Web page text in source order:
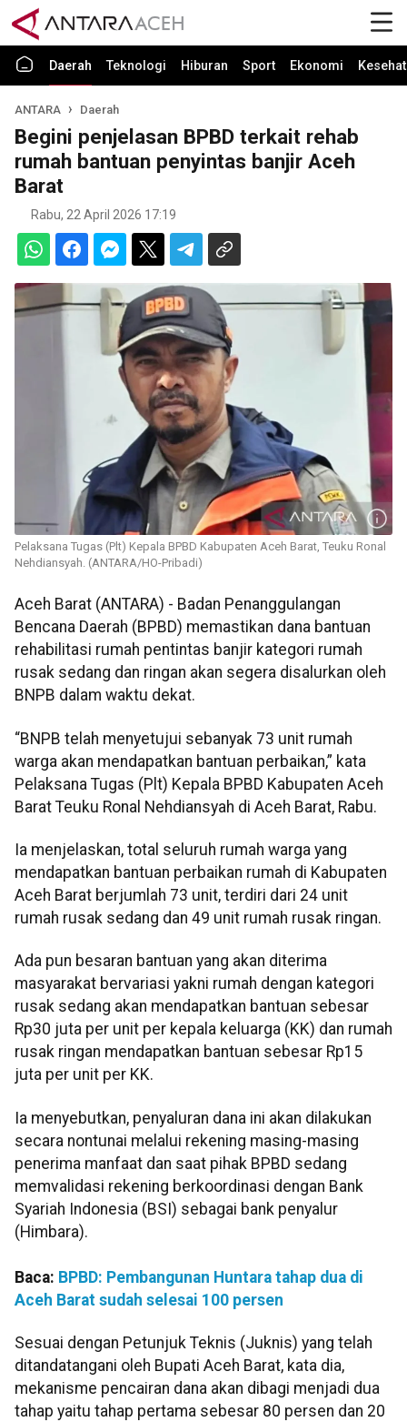
Daerah Teknologi Hiburan Sport Ekonomi
ANTARA Daerah
Begini penjelasan BPBD terkait rehab
rumah bantuan penyintas banjir Aceh
Barat
Rabu, 22 April 2026 17:19
Pelaksana Tugas (Plt) Kepala BPBD Kabupaten Aceh Barat, Teuku Ronal
Nehdiansyah. (ANTARA/HO-Pribadi)
Aceh Barat (ANTARA) - Badan Penanggulangan
Bencana Daerah (BPBD) memastikan dana bantuan
rehabilitasi rumah pentintas banjir kategori rumah
rusak sedang dan ringan akan segera disalurkan oleh
BNPB dalam waktu dekat.
“BNPB telah menyetujui sebanyak 73 unit rumah
warga akan mendapatkan bantuan perbaikan,” kata
Pelaksana Tugas (Plt) Kepala BPBD Kabupaten Aceh
Barat Teuku Ronal Nehdiansyah di Aceh Barat, Rabu.
Ia menjelaskan, total seluruh rumah warga yang
mendapatkan bantuan perbaikan rumah di Kabupaten
Aceh Barat berjumlah 73 unit, terdiri dari 24 unit
rumah rusak sedang dan 49 unit rumah rusak ringan.
Ada pun besaran bantuan yang akan diterima
masyarakat bervariasi yakni rumah dengan kategori
rusak sedang akan mendapatkan bantuan sebesar
Rp30 juta per unit per kepala keluarga (KK) dan rumah
rusak ringan mendapatkan bantuan sebesar Rp15
juta per unit per KK.
Ia menyebutkan, penyaluran dana ini akan dilakukan
secara nontunai melalui rekening masing-masing
penerima manfaat dan saat pihak BPBD sedang
memvalidasi rekening berkoordinasi dengan Bank
Syariah Indonesia (BSI) sebagai bank penyalur
(Himbara).
Baca: BPBD: Pembangunan Huntara tahap dua di
Aceh Barat sudah selesai 100 persen
Sesuai dengan Petunjuk Teknis (Juknis) yang telah
ditandatangani oleh Bupati Aceh Barat, kata dia,
mekanisme pencairan dana akan dibagi menjadi dua
tahap yaitu tahap pertama sebesar 80 persen dan 20